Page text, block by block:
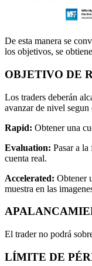
De esta manera se
los objetivos, se
OBJETIVO DE
Los traders deberán
avanzar de nivel
Rapid: Obtener una
Evaluation: Pasar a
cuenta real.
Accelerated: Obtener
muestra en las
El trader no podrá
LÍMITE DE